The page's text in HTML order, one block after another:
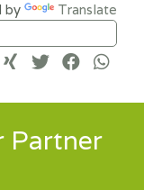
by Translate
Partner